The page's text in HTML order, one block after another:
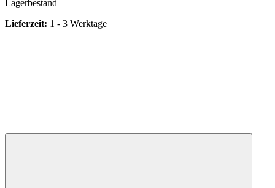
Lagerbestand
Lieferzeit: 1 - 3 Werktage